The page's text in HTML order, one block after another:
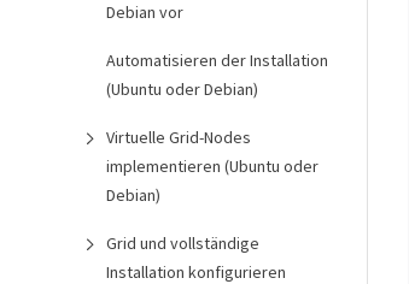
Debian vor
Automatisieren der Installation
(Ubuntu oder Debian)
Virtuelle Grid-Nodes
implementieren (Ubuntu oder
Debian)
Grid und vollständige
Installation konfigurieren